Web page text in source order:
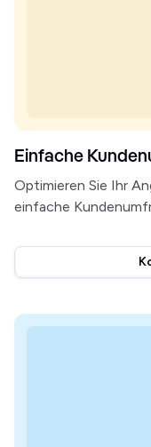
Einfache
Optimieren Sie Ihr
einfache